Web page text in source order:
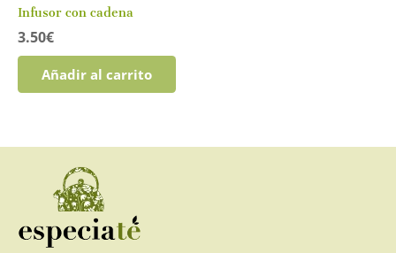
Infusor con cadena
3.50€
Añadir al carrito